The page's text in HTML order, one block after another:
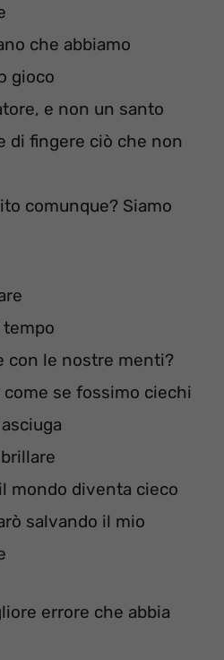
che abbiamo
gioco
e non un santo
di fingere ciò che non
comunque? Siamo
con le nostre menti?
se fossimo ciechi
mondo diventa cieco
salvando il mio
errore che abbia